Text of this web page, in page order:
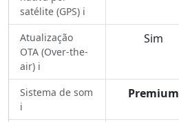
satélite (GPS) ℹ️
Atualização
OTA (Over-the-
air) ℹ️
Sim
Sistema de som
ℹ️
Premium